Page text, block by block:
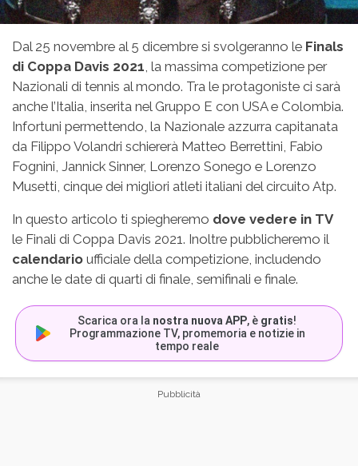
Dal 25 novembre al 5 dicembre si svolgeranno le Finals
di Coppa Davis 2021 , la massima competizione per
Nazionali di tennis al mondo. Tra le protagoniste ci sarà
anche l’Italia, inserita nel Gruppo E con USA e Colombia.
Infortuni permettendo, la Nazionale azzurra capitanata
da Filippo Volandri schiererà Matteo Berrettini, Fabio
Fognini, Jannick Sinner, Lorenzo Sonego e Lorenzo
Musetti, cinque dei migliori atleti italiani del circuito Atp.
In questo articolo ti spiegheremo dove vedere in TV
le Finali di Coppa Davis 2021. Inoltre pubblicheremo il
calendario ufficiale della competizione, includendo
anche le date di quarti di finale, semifinali e finale.
Scarica ora la nostra nuova APP, è gratis!
Programmazione TV, promemoria e notizie in
tempo reale